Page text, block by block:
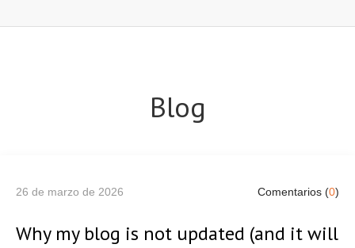
Blog
26 de marzo de 2026 Comentarios (0)
Why my blog is not updated (and it will